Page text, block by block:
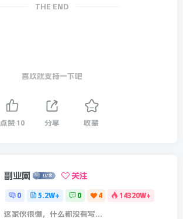
THE END
喜欢就支持一下吧
点赞 10 分享 收藏
副业网 关注
0 5.2W+ 0 4 14320W+
这家伙很懒，什么都没有写...